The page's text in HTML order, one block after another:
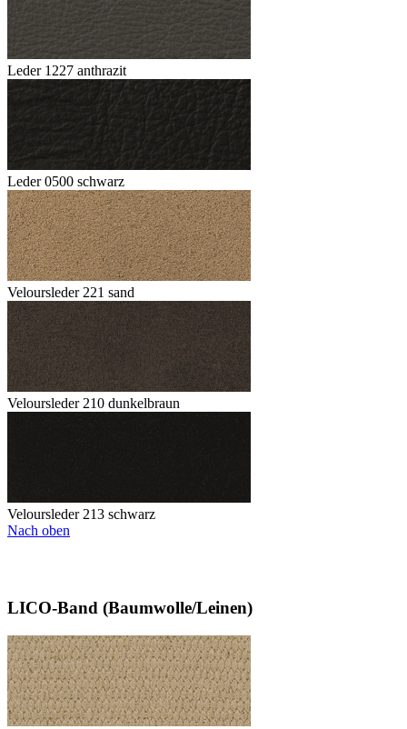
Leder 1227 anthrazit
Leder 0500 schwarz
Veloursleder 221 sand
Veloursleder 210 dunkelbraun
Veloursleder 213 schwarz
Nach oben
LICO-Band (Baumwolle/Leinen)